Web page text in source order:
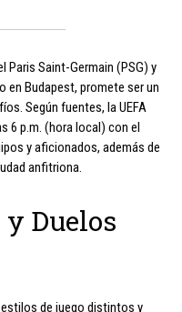
Paris Saint-Germain (PSG) y
en Budapest, promete ser un
Según fuentes, la UEFA
6 p.m. (hora local) con el
y aficionados, además de
anfitriona.
Duelos
de juego distintos y